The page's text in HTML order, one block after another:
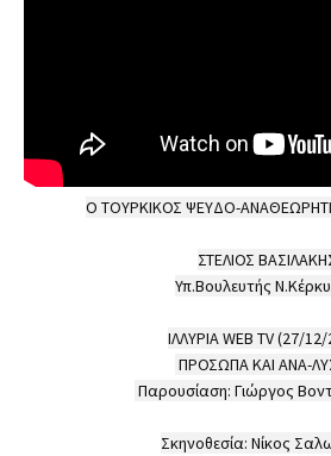
Ο ΤΟΥΡΚΙΚΟΣ ΨΕΥΔΟ-
ΣΤΕΛΙΟΣ
Υπ.Βουλευτής
ΙΛΛΥΡΙΑ WEB TV (27/
Σκηνοθεσία: Νίκος